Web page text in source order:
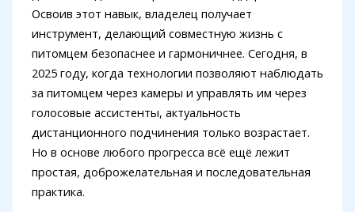
Освоив этот навык, владелец получает
инструмент, делающий совместную жизнь с
питомцем безопаснее и гармоничнее. Сегодня, в
2025 году, когда технологии позволяют наблюдать
за питомцем через камеры и управлять им через
голосовые ассистенты, актуальность
дистанционного подчинения только возрастает.
Но в основе любого прогресса всё ещё лежит
простая, доброжелательная и последовательная
практика.